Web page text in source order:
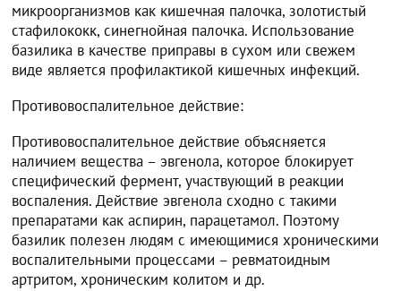
микроорганизмов как кишечная палочка, золотистый
стафилококк, синегнойная палочка. Использование
базилика в качестве приправы в сухом или свежем
виде является профилактикой кишечных инфекций.
Противовоспалительное действие:
Противовоспалительное действие объясняется
наличием вещества – эвгенола, которое блокирует
специфический фермент, участвующий в реакции
воспаления. Действие эвгенола сходно с такими
препаратами как аспирин, парацетамол. Поэтому
базилик полезен людям с имеющимися хроническими
воспалительными процессами – ревматоидным
артритом, хроническим колитом и др.